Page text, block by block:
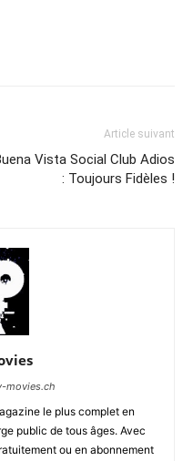
Article suivant
Vista Social Club Adios
: Toujours Fidèles !
movies.ch
le plus complet en
public de tous âges. Avec
ou en abonnement